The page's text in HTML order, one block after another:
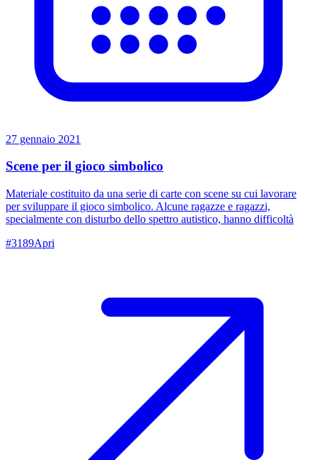
27 gennaio 2021
Scene per il gioco simbolico
Materiale costituito da una serie di carte con scene su cui lavorare
per sviluppare il gioco simbolico. Alcune ragazze e ragazzi,
specialmente con disturbo dello spettro autistico, hanno difficoltà
#3189Apri